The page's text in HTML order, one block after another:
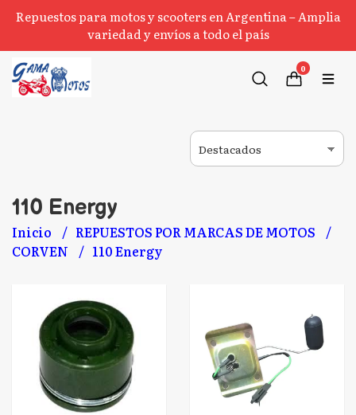
Repuestos para motos y scooters en Argentina – Amplia
variedad y envíos a todo el país
0
110 Energy
Inicio
REPUESTOS POR MARCAS DE MOTOS
CORVEN
110 Energy